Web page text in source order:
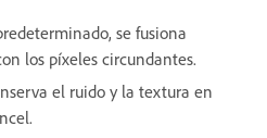
se fusiona
los píxeles circundantes.
el ruido y la textura en